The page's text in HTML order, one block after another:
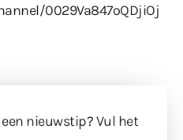
0029Va847oQDjiOj
nieuwstip? Vul het